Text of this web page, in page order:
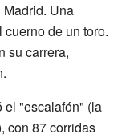
Madrid. Una
de un toro.
su carrera,
el "escalafón" (la
con 87 corridas